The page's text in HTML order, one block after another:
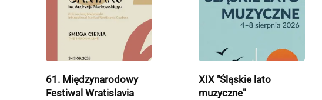
61. Międzynarodowy
Festiwal Wratislavia
XIX "Śląskie lato
muzyczne"